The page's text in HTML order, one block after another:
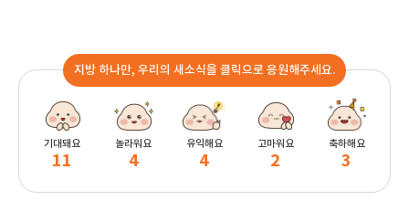
지방 하나만, 우리의 새소식을 클릭으로 응원해주세요.
기대돼요
11
놀라워요
4
유익해요
4
고마워요
2
축하해요
3